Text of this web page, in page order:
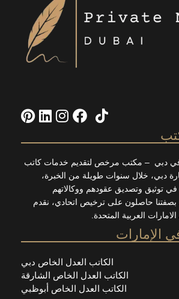
مرخص لتقديم خدمات كاتب
سنوات طويلة من الخبرة،
عقودهم ووكالاتهم
على ترخيص اتحادي، نقدم
المتحدة.
الكاتب العدل الخاص دبي
الكاتب العدل الخاص الشارقة
الكاتب العدل الخاص أبوظبي